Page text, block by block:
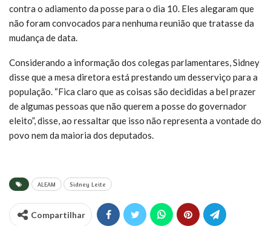
contra o adiamento da posse para o dia 10. Eles alegaram que
não foram convocados para nenhuma reunião que tratasse da
mudança de data.
Considerando a informação dos colegas parlamentares, Sidney
disse que a mesa diretora está prestando um desserviço para a
população. “Fica claro que as coisas são decididas a bel prazer
de algumas pessoas que não querem a posse do governador
eleito”, disse, ao ressaltar que isso não representa a vontade do
povo nem da maioria dos deputados.
ALEAM Sidney Leite
Compartilhar